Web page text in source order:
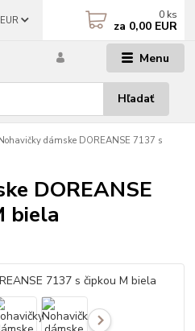
Menu
EUR
Hľadať
0 ks
za 0,00 EUR
dámske DOREANSE 7137 s
DOREANSE
biela